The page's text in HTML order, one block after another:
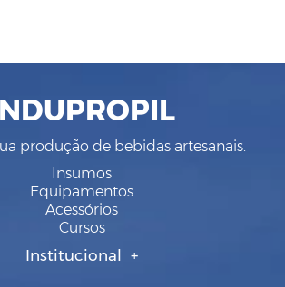
produção de bebidas artesanais.
Insumos
Equipamentos
Acessórios
Cursos
Institucional